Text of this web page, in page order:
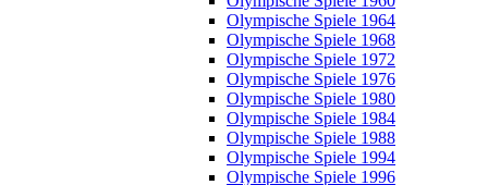
Olympische Spiele 1964
Olympische Spiele 1968
Olympische Spiele 1972
Olympische Spiele 1976
Olympische Spiele 1980
Olympische Spiele 1984
Olympische Spiele 1988
Olympische Spiele 1994
Olympische Spiele 1996